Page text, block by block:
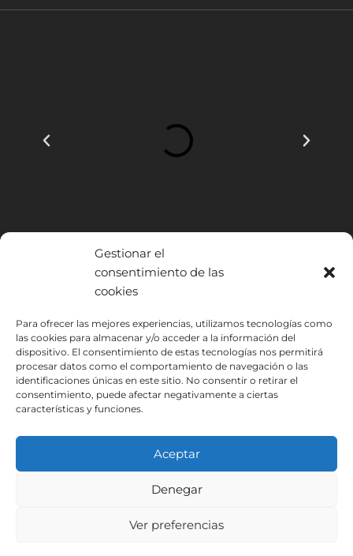
Gestionar el
consentimiento de las
cookies
Para ofrecer las mejores experiencias, utilizamos tecnologías como
las cookies para almacenar y/o acceder a la información del
dispositivo. El consentimiento de estas tecnologías nos permitirá
procesar datos como el comportamiento de navegación o las
identificaciones únicas en este sitio. No consentir o retirar el
consentimiento, puede afectar negativamente a ciertas
características y funciones.
Aceptar
Denegar
Ver preferencias
INSTITUTO HISPANICO DE MURCIA, SOCIEDAD LIMITADA ha sido
beneficiario del Fondo Europeo de Desarrollo Regional cuyo objetivo
es mejorar el uso y la calidad de las tecnologías de la información y de
las comunicaciones y el acceso a las mismas y gracias al que ha
podido implantar las siguientes soluciones: Presencia web a través de
página propia. Esta acción ha tenido lugar durante 2020. Para ello ha
contado con el apoyo del programa TIC Cámaras de la Cámara de
Condiciones de Inscripción
Política de Cookies